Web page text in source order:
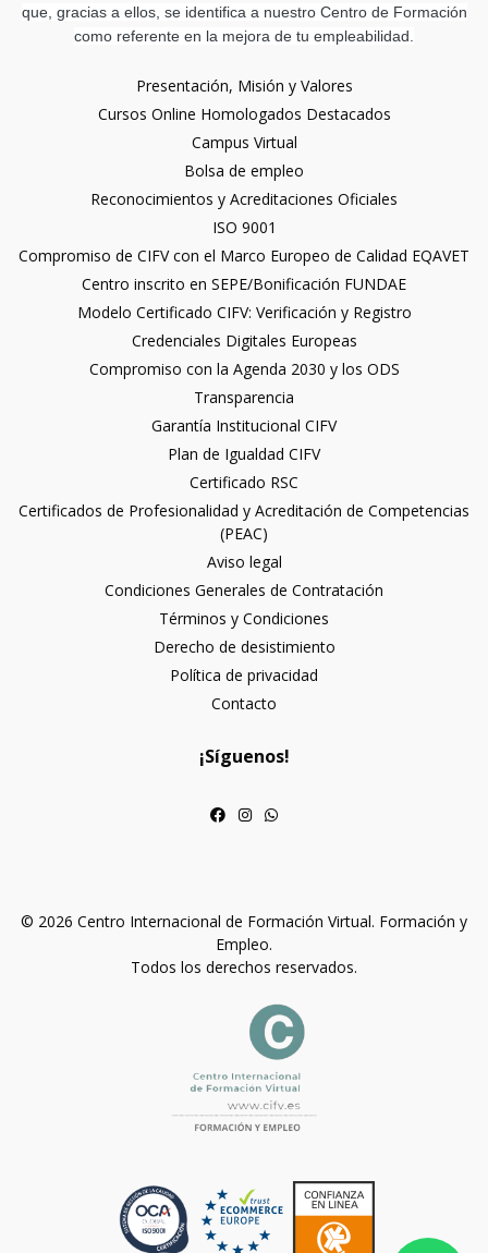
que, gracias a ellos, se identifica a nuestro Centro de Formación
como referente en la mejora de tu empleabilidad.
Presentación, Misión y Valores
Cursos Online Homologados Destacados
Campus Virtual
Bolsa de empleo
Reconocimientos y Acreditaciones Oficiales
ISO 9001
Compromiso de CIFV con el Marco Europeo de Calidad EQAVET
Centro inscrito en SEPE/Bonificación FUNDAE
Modelo Certificado CIFV: Verificación y Registro
Credenciales Digitales Europeas
Compromiso con la Agenda 2030 y los ODS
Transparencia
Garantía Institucional CIFV
Plan de Igualdad CIFV
Certificado RSC
Certificados de Profesionalidad y Acreditación de Competencias
(PEAC)
Aviso legal
Condiciones Generales de Contratación
Términos y Condiciones
Derecho de desistimiento
Política de privacidad
Contacto
¡Síguenos!
© 2026 Centro Internacional de Formación Virtual. Formación y
Empleo.
Todos los derechos reservados.